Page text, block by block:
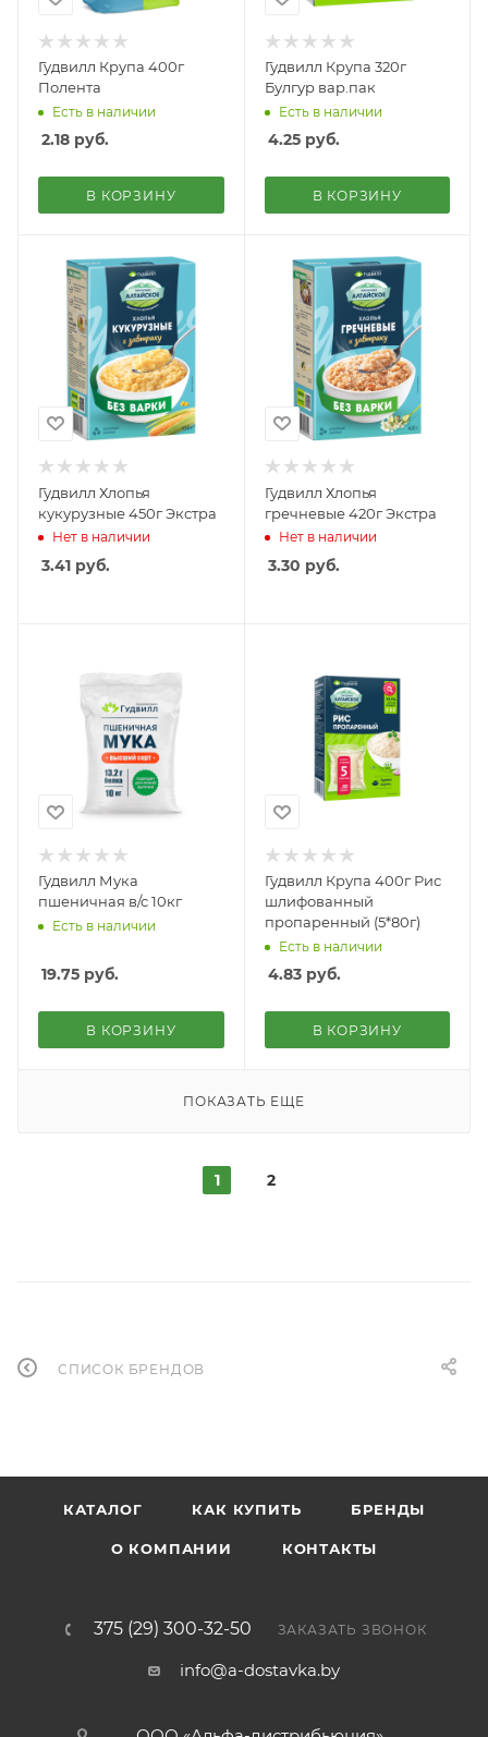
Гудвилл Крупа 400г
Полента
Есть в наличии
2.18 руб.
В КОРЗИНУ
Гудвилл Крупа 320г
Булгур вар.пак
Есть в наличии
4.25руб.
В КОРЗИНУ
Гудвилл Хлопья
кукурузные 450г Экстра
Нет в наличии
3.41 руб.
Гудвилл Хлопья
гречневые 420г Экстра
Нет в наличии
3.30 руб.
Гудвилл Мука
пшеничная в/с 10кг
Есть в наличии
19.75 руб.
В КОРЗИНУ
Гудвилл Крупа 400г Рис
шлифованный
пропаренный (5*80г)
Есть в наличии
4.83руб.
В КОРЗИНУ
ПОКАЗАТЬ ЕЩЕ
1 2
СПИСОК БРЕНДОВ
КАТАЛОГ КАК КУПИТЬ БРЕНДЫ
О КОМПАНИИ КОНТАКТЫ
375 (29) 300-32-50 ЗАКАЗАТЬ ЗВОНОК
info@a-dostavka.by